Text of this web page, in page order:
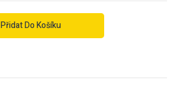
Přidat Do Košíku